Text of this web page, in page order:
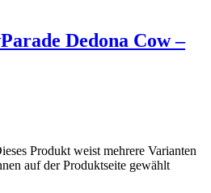
Dedona Cow –
Produkt weist mehrere Varianten
auf der Produktseite gewählt